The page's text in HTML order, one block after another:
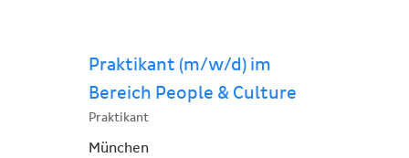
Praktikant (m/w/d) im
Bereich People & Culture
Praktikant
München